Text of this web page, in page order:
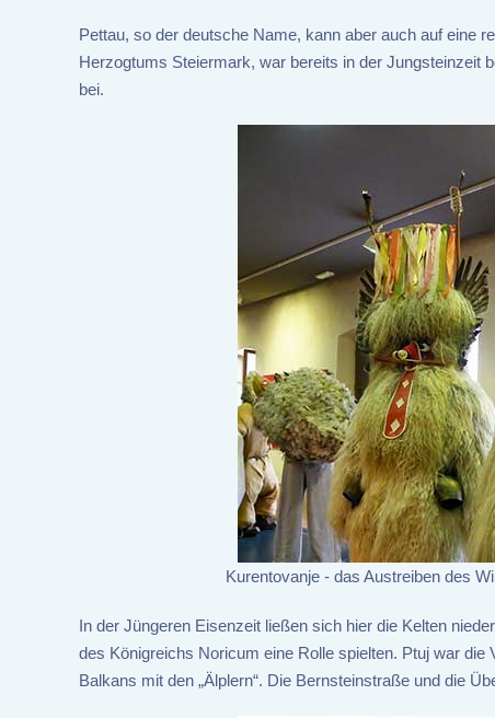
Pettau, so der deutsche Name, kann aber auch auf eine
Herzogtums Steiermark, war bereits in der Jungsteinzeit
bei.
Kurentovanje - das Austreiben des
In der Jüngeren Eisenzeit ließen sich hier die Kelten
des Königreichs Noricum eine Rolle spielten. Ptuj war
Balkans mit den „Älplern“. Die Bernsteinstraße und die